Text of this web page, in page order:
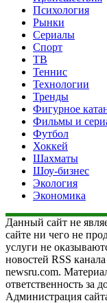
Психология
Рынки
Сериалы
Спорт
ТВ
Теннис
Технологии
Тренды
Фигурное
Фильмы и
Футбол
Хоккей
Шахматы
Шоу-бизнес
Экология
Экономика
Данный сайт не
сайте ни чего не
услуги не
новостей RSS
newsru.com.
ответственность за
Администрация